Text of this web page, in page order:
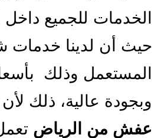
الخدمات للجميع داخل
حيث أن لدينا خدمات
المستعمل وذلك
وبجودة عالية، ذلك لأن
عفش من الرياض